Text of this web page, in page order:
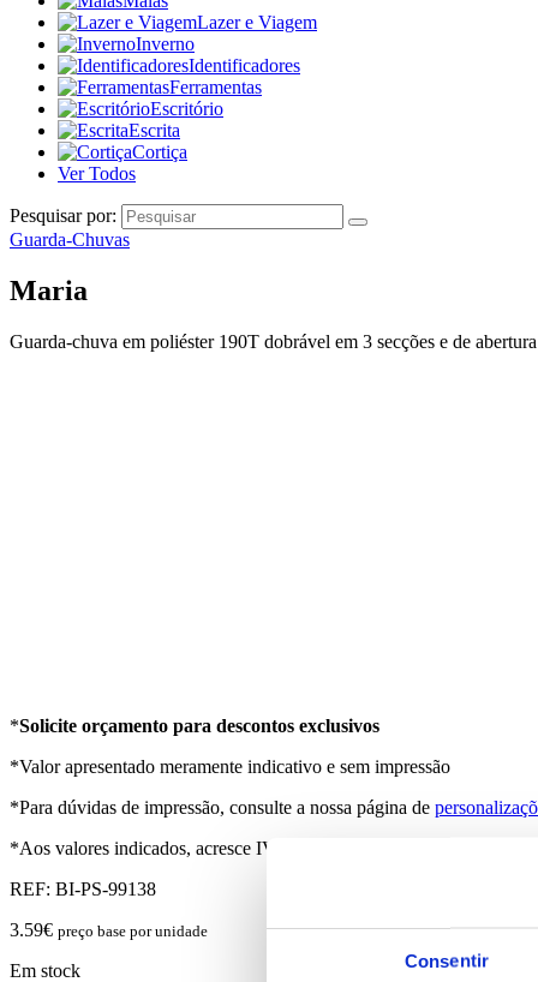
Consentir
Lazer e Viagem
Inverno
Identificadores
Ferramentas
Escritório
Escrita
Cortiça
Ver Todos
Pesquisar por:
Guarda-Chuvas
Maria
Guarda-chuva em poliéster 190T dobrável em 3 secções e de
*Solicite orçamento para descontos exclusivos
*Valor apresentado meramente indicativo e sem impressão
*Para dúvidas de impressão, consulte a nossa página de
*Aos valores indicados, acresce IVA à taxa em vigor
REF: BI-PS-99138
3.59€ preço base por unidade
Em stock